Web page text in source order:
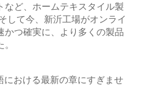
など、ホームテキスタイル製
して今、新沂工場がオンライ
かつ確実に、より多くの製品
における最新の章にすぎませ